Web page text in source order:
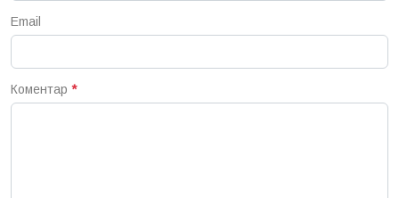
Email
Коментар *